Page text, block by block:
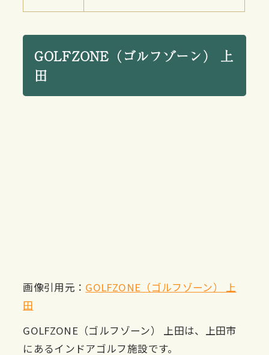
GOLFZONE（ゴルフゾーン） 上
田
画像引用元： GOLFZONE（ゴルフゾーン） 上
田
GOLFZONE（ゴルフゾーン） 上田は、上田市
にあるインドアゴルフ施設です。